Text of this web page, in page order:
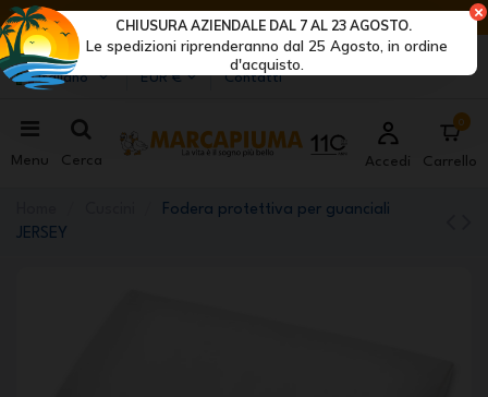
ULTIMI GIORNI DI SCONTI: AFFRETTATI! >
Marcapiuma| Produttori di materassi, cuscini e reti
Italiano
EUR € Contatti
Menu Cerca Accedi
0
Carrello
Fodera protettiva per guanciali
JERSEY
Le spedizioni riprenderanno dal 25 Agosto, in ordine
d'acquisto.
CHIUSURA AZIENDALE DAL 7 AL 23 AGOSTO.